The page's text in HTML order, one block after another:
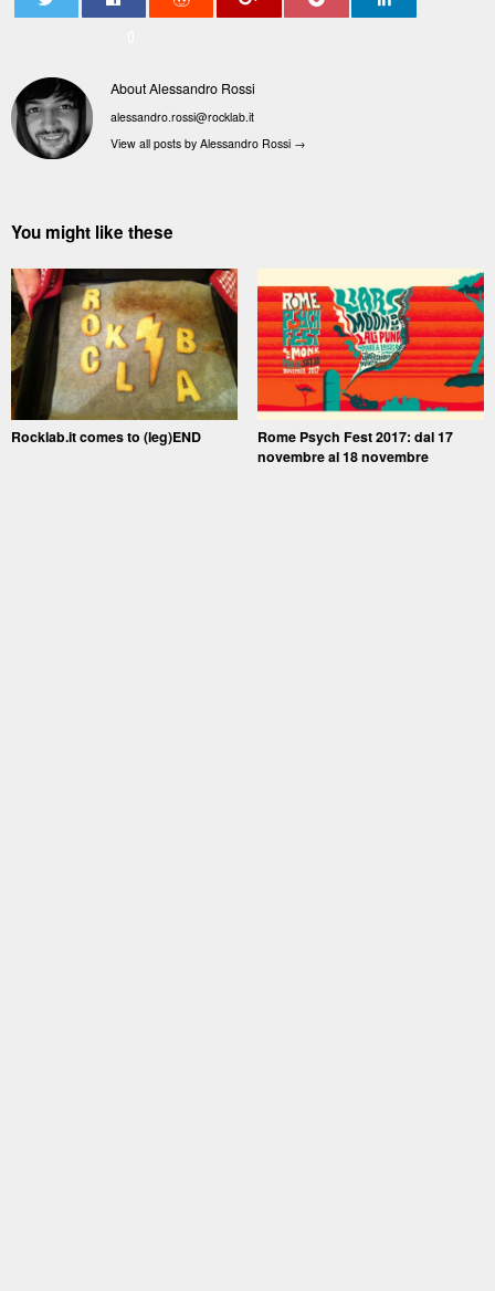
About Alessandro Rossi
alessandro.rossi@rocklab.it
View all posts by Alessandro Rossi →
You might like these
Rocklab.it comes to (leg)END
Rome Psych Fest 2017: dal 17
novembre al 18 novembre